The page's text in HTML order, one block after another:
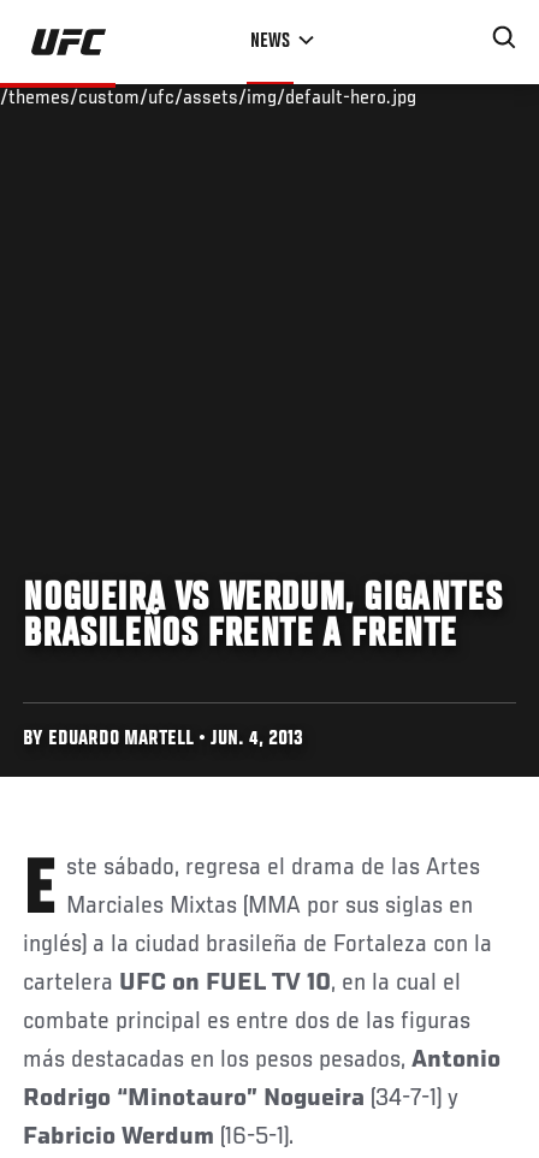
Skip
main
NEWS
/themes/custom/ufc/assets/img/default-hero.jpg
NOGUEIRA VS WERDUM, GIGANTES
BRASILEÑOS FRENTE A FRENTE
BY EDUARDO MARTELL • JUN. 4, 2013
Este sábado, regresa el drama de las Artes Marciales Mixtas (MMA por sus siglas en
inglés) a la ciudad brasileña de Fortaleza con la
cartelera UFC on FUEL TV 10, en la cual el
combate principal es entre dos de las figuras
más destacadas en los pesos pesados,Antonio
Rodrigo “Minotauro” Nogueira (34-7-1) y
Fabricio Werdum (16-5-1).